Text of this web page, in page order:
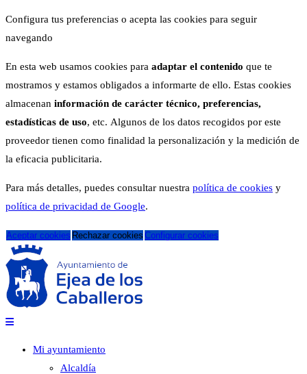
Configura tus preferencias o acepta las cookies para seguir
navegando
En esta web usamos cookies para adaptar el contenido que te
mostramos y estamos obligados a informarte de ello. Estas cookies
almacenan información de carácter técnico, preferencias,
estadísticas de uso, etc. Algunos de los datos recogidos por este
proveedor tienen como finalidad la personalización y la medición de
la eficacia publicitaria.
Para más detalles, puedes consultar nuestra política de cookies y
política de privacidad de Google.
Aceptar cookies Rechazar cookies Configurar cookies
Mi ayuntamiento
Alcaldía